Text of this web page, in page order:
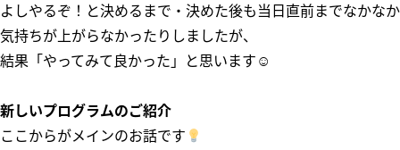
よしやるぞ！と決めるまで・決めた後も当日直前までなかなか
気持ちが上がらなかったりしましたが、
結果「やってみて良かった」と思います☺
新しいプログラムのご紹介
ここからがメインのお話です